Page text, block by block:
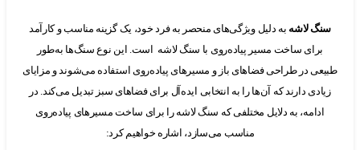
به دلیل ویژگی‌های منحصر به فرد خود، یک گزینه مناسب و کارآمد
ساخت مسیر پیاده‌روی با سنگ لاشه است. این نوع سنگ‌ها به‌طور
در طراحی فضاهای باز و مسیرهای پیاده‌روی استفاده می‌شوند و مزایای
دارند که آن‌ها را به انتخابی ایده‌آل برای فضاهای سبز تبدیل می‌کند. در
به دلایل مختلفی که سنگ لاشه را برای ساخت مسیرهای پیاده‌روی
مناسب می‌سازد، اشاره خواهیم کرد: